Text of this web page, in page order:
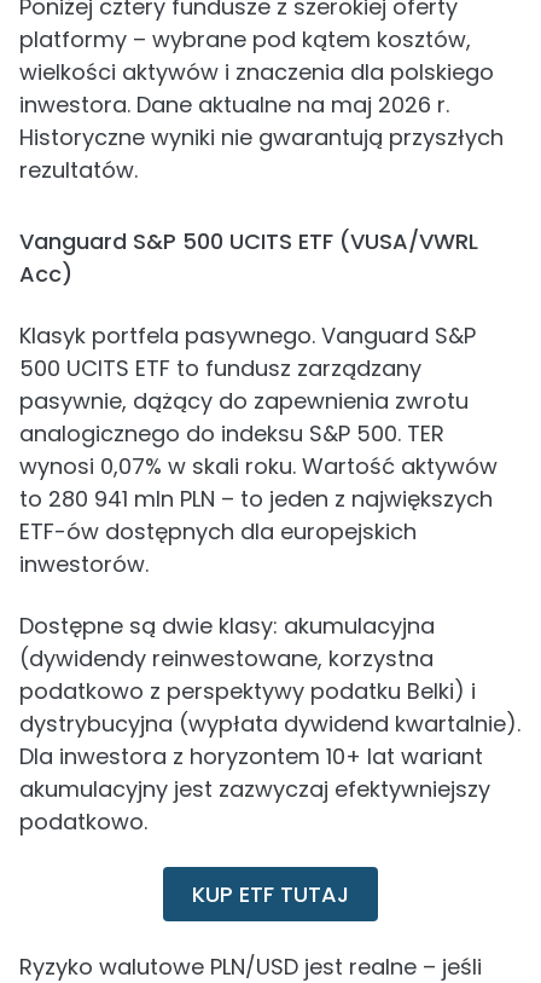
Poniżej cztery fundusze z szerokiej oferty
platformy – wybrane pod kątem kosztów,
wielkości aktywów i znaczenia dla polskiego
inwestora. Dane aktualne na maj 2026 r.
Historyczne wyniki nie gwarantują przyszłych
rezultatów.
Vanguard S&P 500 UCITS ETF (VUSA/VWRL
Acc)
Klasyk portfela pasywnego. Vanguard S&P
500 UCITS ETF to fundusz zarządzany
pasywnie, dążący do zapewnienia zwrotu
analogicznego do indeksu S&P 500. TER
wynosi 0,07% w skali roku. Wartość aktywów
to 280 941 mln PLN – to jeden z największych
ETF-ów dostępnych dla europejskich
inwestorów.
Dostępne są dwie klasy: akumulacyjna
(dywidendy reinwestowane, korzystna
podatkowo z perspektywy podatku Belki) i
dystrybucyjna (wypłata dywidend kwartalnie).
Dla inwestora z horyzontem 10+ lat wariant
akumulacyjny jest zazwyczaj efektywniejszy
podatkowo.
KUP ETF TUTAJ
Ryzyko walutowe PLN/USD jest realne – jeśli